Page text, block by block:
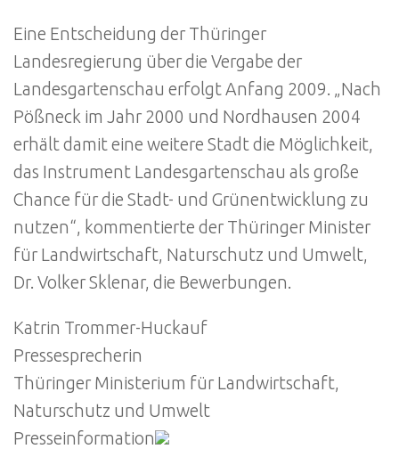
Eine Entscheidung der Thüringer
Landesregierung über die Vergabe der
Landesgartenschau erfolgt Anfang 2009. „Nach
Pößneck im Jahr 2000 und Nordhausen 2004
erhält damit eine weitere Stadt die Möglichkeit,
das Instrument Landesgartenschau als große
Chance für die Stadt- und Grünentwicklung zu
nutzen“, kommentierte der Thüringer Minister
für Landwirtschaft, Naturschutz und Umwelt,
Dr. Volker Sklenar, die Bewerbungen.
Katrin Trommer-Huckauf
Pressesprecherin
Thüringer Ministerium für Landwirtschaft,
Naturschutz und Umwelt
Presseinformation